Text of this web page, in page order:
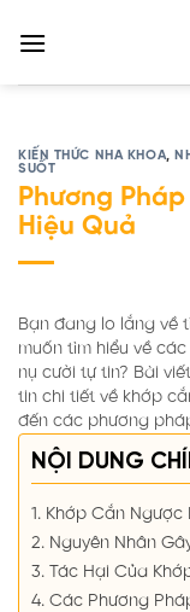
qua
nội
dung
KIẾN THỨC NHA KHOA,
SUỐT
Phương
Hiệu Quả
Bạn đang lo lắng về
muốn tìm hiểu về
nụ cười tự tin? Bài
tin chi tiết về khớp
đến các phương
NỘI DUNG
1. Khớp Cắn Ngược
2. Nguyên Nhân
3. Tác Hại Của
4. Các Phương